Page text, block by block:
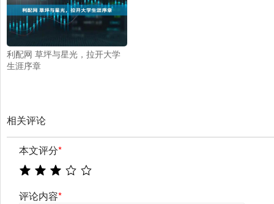
利配网 草坪与星光，拉开大学
生涯序章
相关评论
本文评分*
评论内容*